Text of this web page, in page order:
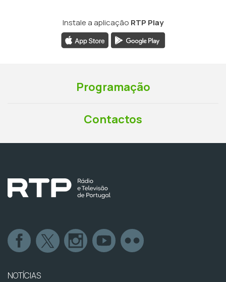
Instale a aplicação RTP Play
Programação
Contactos
NOTÍCIAS